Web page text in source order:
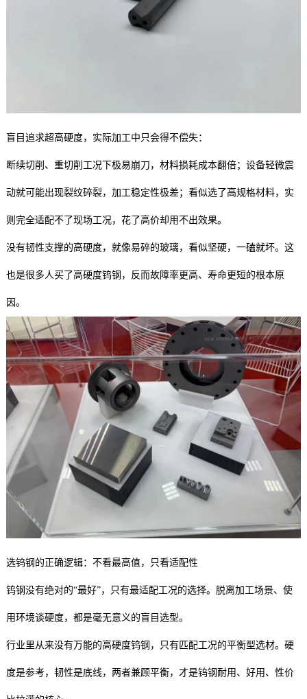
盲目追求超高硬度，实际加工中只会得不偿失：
断续切削、重切削工况下极易崩刀，材料损耗成本翻倍；设备轻微震
动就可能出现裂纹碎裂，加工稳定性极差；看似选了高规格材料，实
则完全适配不了现场工况，花了高价却用不出效果。
没有韧性支撑的高硬度，就像易碎的玻璃，看似坚硬，一磕就坏。这
也是很多人买了高硬度钨钢，反而故障率更高、寿命更短的根本原
因。
选钨钢的正确逻辑：不看最高值，只看适配性
钨钢没有绝对的“最好”，只有最适配工况的选择。脱离加工场景、使
用环境谈硬度，都是毫无意义的盲目选型。
行业里从来没有万能的高硬度钨钢，只有匹配工况的平衡型选材。硬
度是参考，韧性是底线，两者兼顾平衡，才是钨钢耐用、好用、性价